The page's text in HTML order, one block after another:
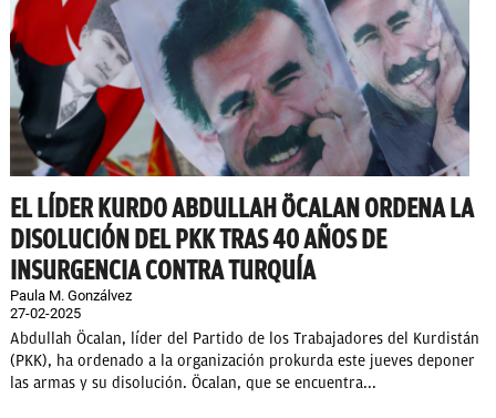
EL LÍDER KURDO ABDULLAH ÖCALAN ORDENA LA
DISOLUCIÓN DEL PKK TRAS 40 AÑOS DE
INSURGENCIA CONTRA TURQUÍA
Paula M. Gonzálvez
27-02-2025
Abdullah Öcalan, líder del Partido de los Trabajadores del Kurdistán
(PKK), ha ordenado a la organización prokurda este jueves deponer
las armas y su disolución. Öcalan, que se encuentra...